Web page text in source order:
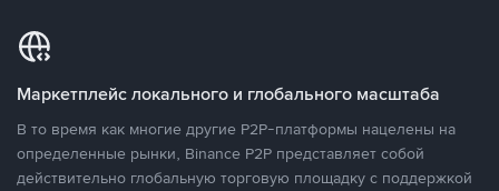
Маркетплейс локального и глобального масштаба
В то время как многие другие P2P-платформы нацелены на
определенные рынки, Binance P2P представляет собой
действительно глобальную торговую площадку с поддержкой